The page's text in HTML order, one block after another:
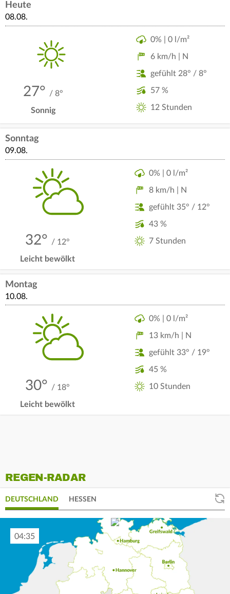
Heute
08.08.
27° / 8°
Sonnig
0% | 0 l/m²
6 km/h | N
gefühlt 28° / 8°
57 %
12 Stunden
Sonntag
09.08.
32° / 12°
Leicht bewölkt
0% | 0 l/m²
8 km/h | N
gefühlt 35° / 12°
43 %
7 Stunden
Montag
10.08.
30° / 18°
Leicht bewölkt
0% | 0 l/m²
13 km/h | N
gefühlt 33° / 19°
45 %
10 Stunden
REGEN-RADAR
DEUTSCHLAND HESSEN
04:45